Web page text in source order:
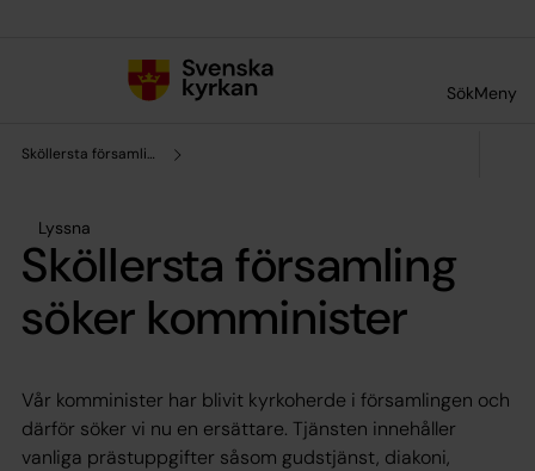
SökMeny
Sköllersta församling
Lyssna
Sköllersta församling
söker komminister
Vår komminister har blivit kyrkoherde i församlingen och
därför söker vi nu en ersättare. Tjänsten innehåller
vanliga prästuppgifter såsom gudstjänst, diakoni,